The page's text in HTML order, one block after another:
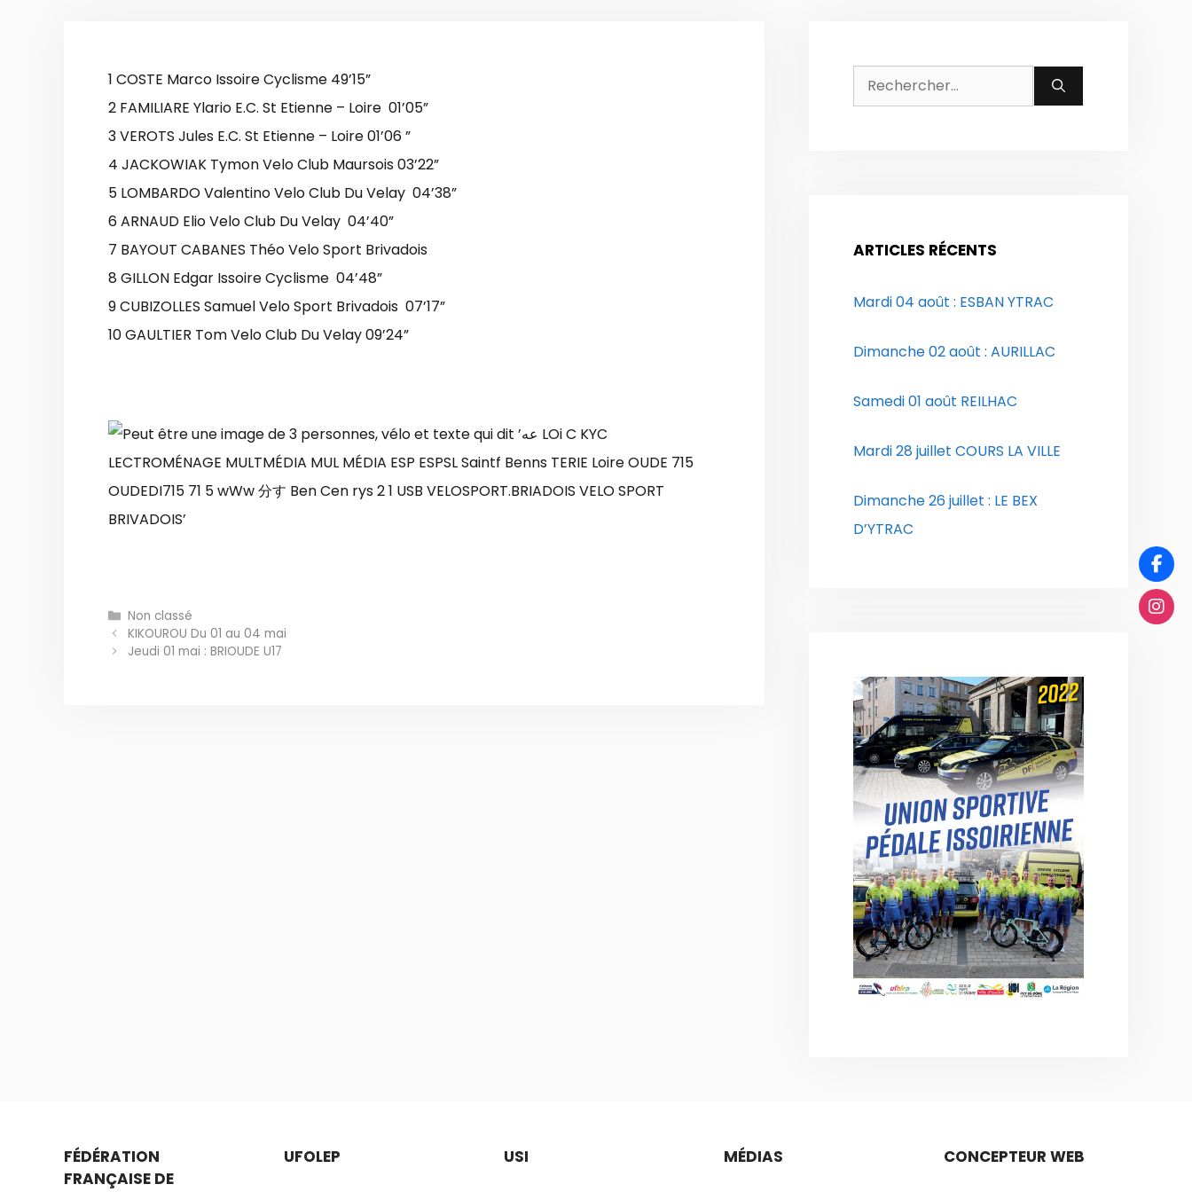
1 COSTE Marco Issoire Cyclisme 49’15”
2 FAMILIARE Ylario E.C. St Etienne – Loire 01’05”
3 VEROTS Jules E.C. St Etienne – Loire 01’06 ”
4 JACKOWIAK Tymon Velo Club Maursois 03’22”
5 LOMBARDO Valentino Velo Club Du Velay 04’38”
6 ARNAUD Elio Velo Club Du Velay 04’40”
7 BAYOUT CABANES Théo Velo Sport Brivadois
8 GILLON Edgar Issoire Cyclisme 04’48”
9 CUBIZOLLES Samuel Velo Sport Brivadois 07’17”
10 GAULTIER Tom Velo Club Du Velay 09’24”
Catégories
Non classé
KIKOUROU Du 01 au 04 mai
Jeudi 01 mai : BRIOUDE U17
Rechercher :
ARTICLES RÉCENTS
Mardi 04 août : ESBAN YTRAC
Dimanche 02 août : AURILLAC
Samedi 01 août REILHAC
Mardi 28 juillet COURS LA VILLE
Dimanche 26 juillet : LE BEX
D’YTRAC
FÉDÉRATION
FRANÇAISE DE
UFOLEP USI MÉDIAS CONCEPTEUR WEB